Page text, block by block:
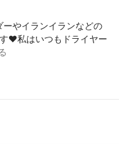
やイランイランなどの
❤️私はいつもドライヤー